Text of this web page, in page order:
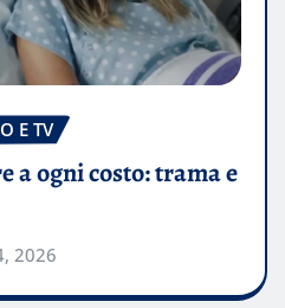
E TV
a ogni costo: trama e
2026